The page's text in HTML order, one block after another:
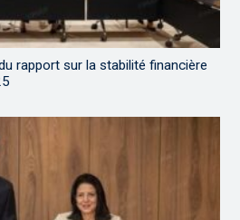
rapport sur la stabilité financière